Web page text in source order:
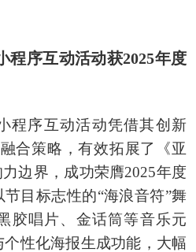
序互动活动获2025年度
程序互动活动凭借其创新
合策略，有效拓展了《亚
边界，成功荣膺2025年度
目标志性的“海浪音符”舞
胶唱片、金话筒等音乐元
性化海报生成功能，大幅